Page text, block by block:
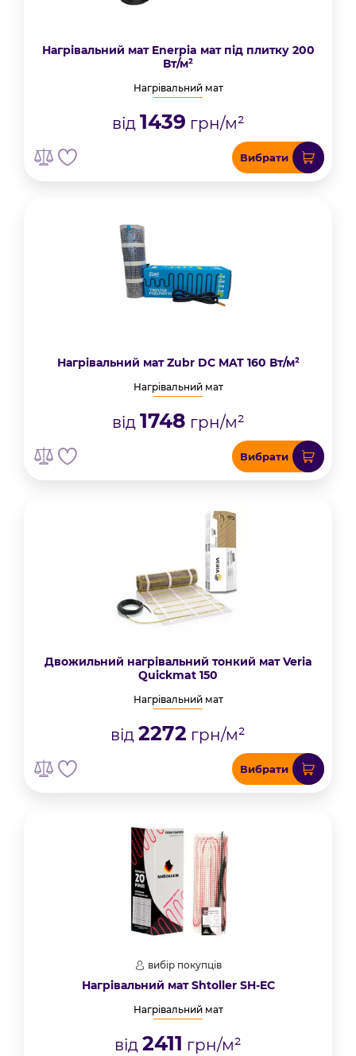
Нагрівальний мат Enerpia мат під плитку 200
Вт/м²
Нагрівальний мат
від 1439 грн/м²
Вибрати
Нагрівальний мат Zubr DC MAT 160 Вт/м²
Нагрівальний мат
від 1748 грн/м²
Вибрати
Двожильний нагрівальний тонкий мат Veria
Quickmat 150
Нагрівальний мат
від 2272 грн/м²
Вибрати
вибір покупців
Нагрівальний мат Shtoller SH-EC
Нагрівальний мат
від 2411 грн/м²